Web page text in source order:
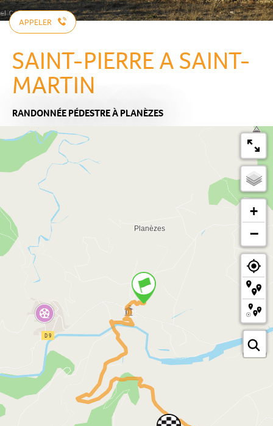
APPELER
SAINT-PIERRE A SAINT-
MARTIN
RANDONNÉE PÉDESTREÀ PLANÈZES
+
−